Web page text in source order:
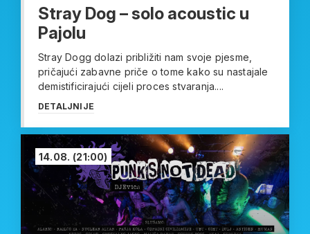
Stray Dog – solo acoustic u
Pajolu
Stray Dogg dolazi približiti nam svoje pjesme,
pričajući zabavne priče o tome kako su nastajale
demistificirajući cijeli proces stvaranja....
DETALJNIJE
14.08. (21:00)